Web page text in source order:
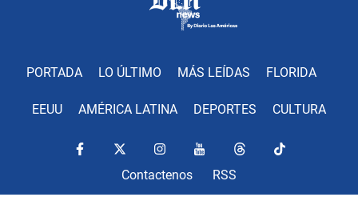
PORTADA LO ÚLTIMO MÁS LEÍDAS FLORIDA
EEUU AMÉRICA LATINA DEPORTES CULTURA
Contactenos RSS